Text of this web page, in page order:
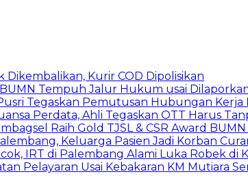
Dikembalikan, Kurir COD Dipolisikan
Tempuh Jalur Hukum usai
Tegaskan Pemutusan Hubungan
Perdata, Ahli Tegaskan OTT Harus
Raih Gold TJSL & CSR Award
Keluarga Pasien Jadi Korban
IRT di Palembang Alami Luka Robek di
Pelayaran Usai Kebakaran KM Mutiara